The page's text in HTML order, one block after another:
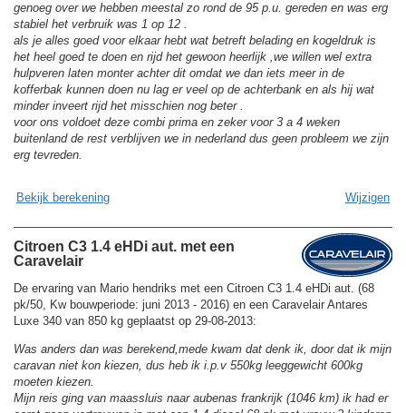
genoeg over we hebben meestal zo rond de 95 p.u. gereden en was erg
stabiel het verbruik was 1 op 12 .
als je alles goed voor elkaar hebt wat betreft belading en kogeldruk is
het heel goed te doen en rijd het gewoon heerlijk ,we willen wel extra
hulpveren laten monter achter dit omdat we dan iets meer in de
kofferbak kunnen doen nu lag er veel op de achterbank en als hij wat
minder inveert rijd het misschien nog beter .
voor ons voldoet deze combi prima en zeker voor 3 a 4 weken
buitenland de rest verblijven we in nederland dus geen probleem we zijn
erg tevreden.
Bekijk berekening Wijzigen
Citroen C3 1.4 eHDi aut. met een
Caravelair
De ervaring van Mario hendriks met een Citroen C3 1.4 eHDi aut. (68
pk/50, Kw bouwperiode: juni 2013 - 2016) en een Caravelair Antares
Luxe 340 van 850 kg geplaatst op 29-08-2013:
Was anders dan was berekend,mede kwam dat denk ik, door dat ik mijn
caravan niet kon kiezen, dus heb ik i.p.v 550kg leeggewicht 600kg
moeten kiezen.
Mijn reis ging van maassluis naar aubenas frankrijk (1046 km) ik had er